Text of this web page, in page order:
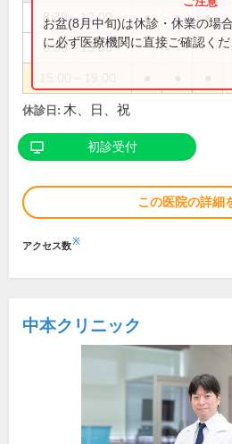
8:30～12:00 ● ● ●
8:30～13:00
お盆(8月中旬)は休診・休業の場
に必ず医療機関に直接ご確認くだ
休診日: 木、日、祝
初診受付
この医院の詳細
アクセス数※
中本クリニック